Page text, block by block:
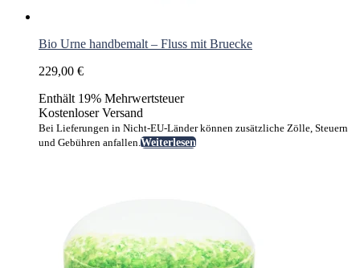
Bio Urne handbemalt – Fluss mit Bruecke
229,00 €
Enthält 19% Mehrwertsteuer
Kostenloser Versand
Bei Lieferungen in Nicht-EU-Länder können zusätzliche Zölle, Steuern
und Gebühren anfallen.Weiterlesen